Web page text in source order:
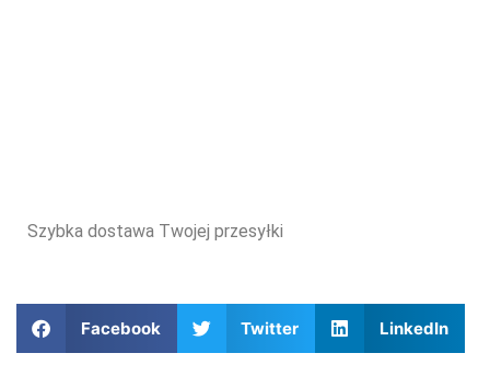
Facebook Twitter LinkedIn
Szybka dostawa Twojej przesyłki